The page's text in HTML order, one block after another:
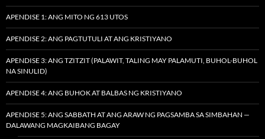
APENDISE 1: ANG MITO NG 613 UTOS
APENDISE 2: ANG PAGTUTULI AT ANG KRISTIYANO
APENDISE 3: ANG TZITZIT (PALAWIT, TALING MAY PALAMUTI, BUHOL-BUHOL
NA SINULID)
APENDISE 4: ANG BUHOK AT BALBAS NG KRISTIYANO
APENDISE 5: ANG SABBATH AT ANG ARAW NG PAGSAMBA SA SIMBAHAN —
DALAWANG MAGKAIBANG BAGAY